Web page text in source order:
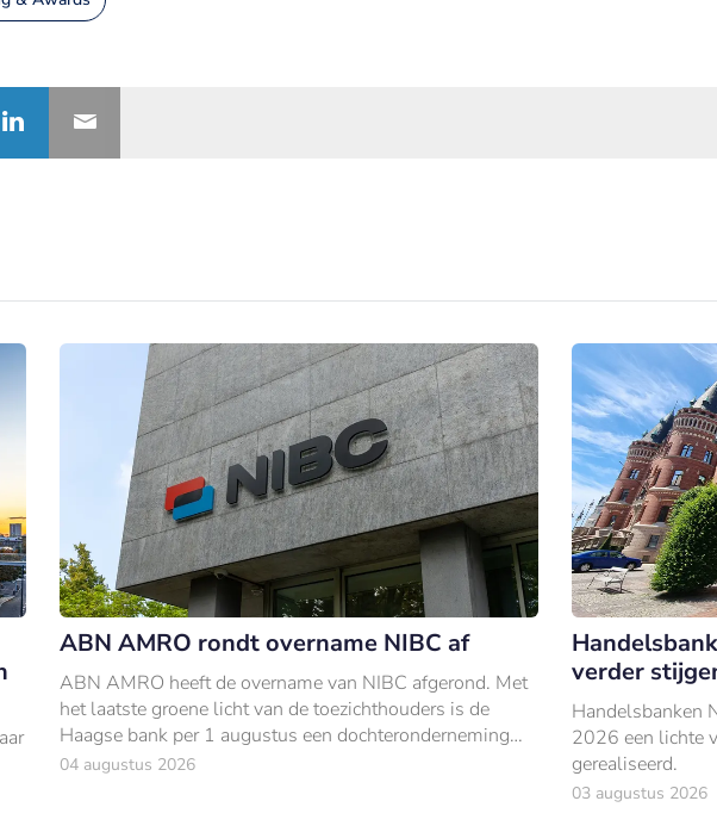
ABN AMRO rondt overname NIBC af
ABN AMRO heeft de overname van NIBC afgerond. Met
het laatste groene licht van de toezichthouders is de
Haagse bank per 1 augustus een dochteronderneming
van ABN AMRO.
04 augustus 2026
verder
Handelsbanken
2026 een lichte
gerealiseerd.
03 augustus 2026